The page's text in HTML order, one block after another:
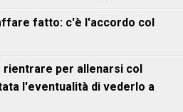
fatto: c'è l'accordo col
rientrare per allenarsi col
l'eventualità di vederlo a